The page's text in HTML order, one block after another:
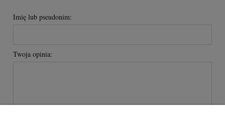
Imię lub pseudonim:
Twoja opinia: